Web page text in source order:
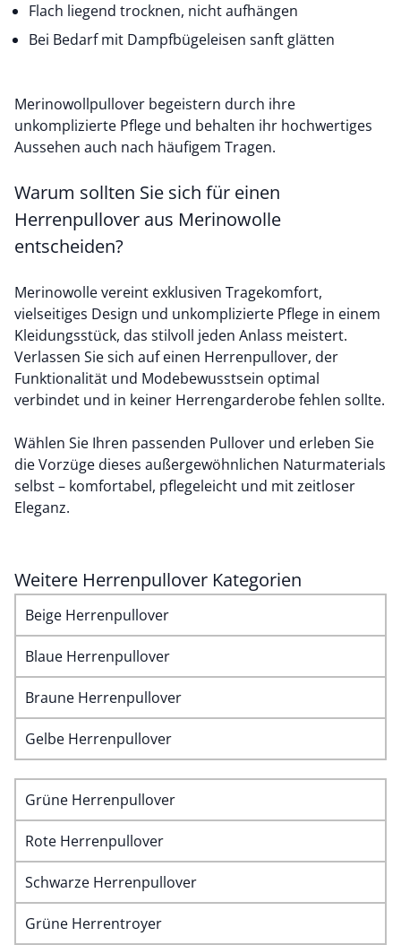
Flach liegend trocknen, nicht aufhängen
Bei Bedarf mit Dampfbügeleisen sanft glätten
Merinowollpullover begeistern durch ihre
unkomplizierte Pflege und behalten ihr hochwertiges
Aussehen auch nach häufigem Tragen.
Warum sollten Sie sich für einen
Herrenpullover aus Merinowolle
entscheiden?
Merinowolle vereint exklusiven Tragekomfort,
vielseitiges Design und unkomplizierte Pflege in einem
Kleidungsstück, das stilvoll jeden Anlass meistert.
Verlassen Sie sich auf einen Herrenpullover, der
Funktionalität und Modebewusstsein optimal
verbindet und in keiner Herrengarderobe fehlen sollte.
Wählen Sie Ihren passenden Pullover und erleben Sie
die Vorzüge dieses außergewöhnlichen Naturmaterials
selbst – komfortabel, pflegeleicht und mit zeitloser
Eleganz.
Weitere Herrenpullover Kategorien
Beige Herrenpullover
Blaue Herrenpullover
Braune Herrenpullover
Gelbe Herrenpullover
Grüne Herrenpullover
Rote Herrenpullover
Schwarze Herrenpullover
Grüne Herrentroyer